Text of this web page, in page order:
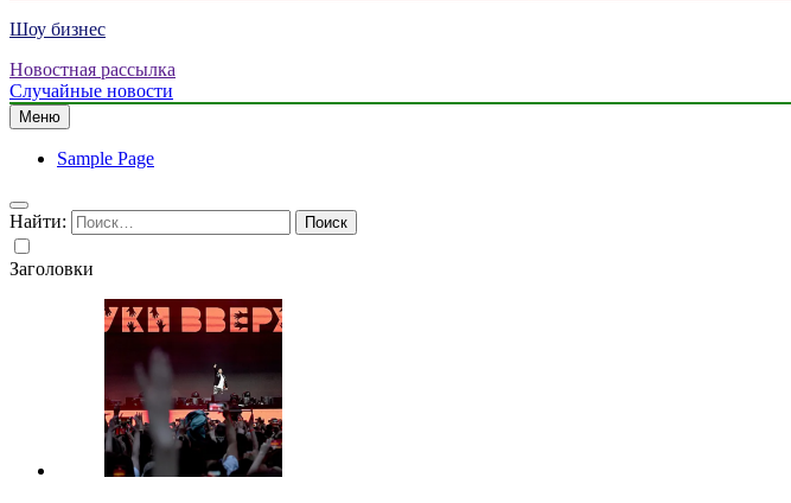
Шоу бизнес
Новостная рассылка
Случайные новости
Меню
Sample Page
Найти:
Заголовки